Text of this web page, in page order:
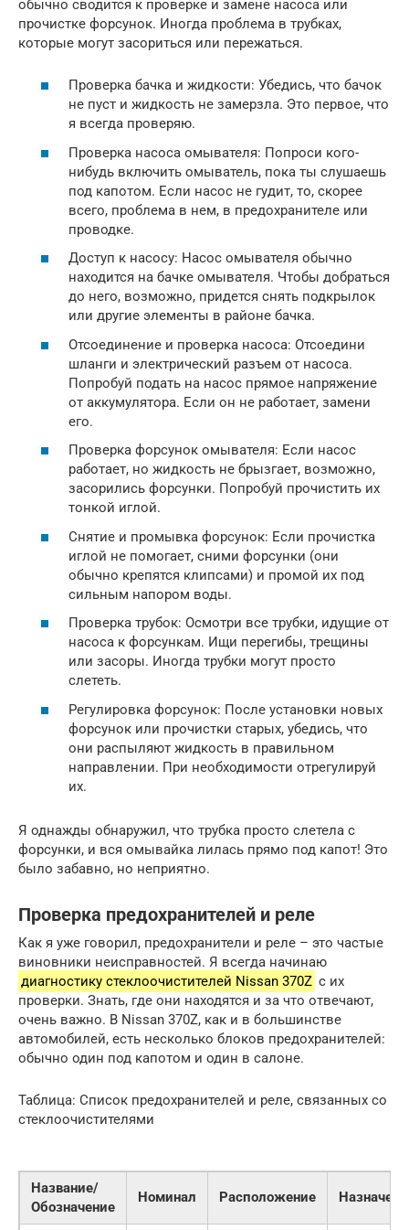
обычно сводится к проверке и замене насоса или
прочистке форсунок. Иногда проблема в трубках,
которые могут засориться или пережаться.
Проверка бачка и жидкости: Убедись, что бачок
не пуст и жидкость не замерзла. Это первое, что
я всегда проверяю.
Проверка насоса омывателя: Попроси кого-
нибудь включить омыватель, пока ты слушаешь
под капотом. Если насос не гудит, то, скорее
всего, проблема в нем, в предохранителе или
проводке.
Доступ к насосу: Насос омывателя обычно
находится на бачке омывателя. Чтобы добраться
до него, возможно, придется снять подкрылок
или другие элементы в районе бачка.
Отсоединение и проверка насоса: Отсоедини
шланги и электрический разъем от насоса.
Попробуй подать на насос прямое напряжение
от аккумулятора. Если он не работает, замени
его.
Проверка форсунок омывателя: Если насос
работает, но жидкость не брызгает, возможно,
засорились форсунки. Попробуй прочистить их
тонкой иглой.
Снятие и промывка форсунок: Если прочистка
иглой не помогает, сними форсунки (они
обычно крепятся клипсами) и промой их под
сильным напором воды.
Проверка трубок: Осмотри все трубки, идущие от
насоса к форсункам. Ищи перегибы, трещины
или засоры. Иногда трубки могут просто
слететь.
Регулировка форсунок: После установки новых
форсунок или прочистки старых, убедись, что
они распыляют жидкость в правильном
направлении. При необходимости отрегулируй
их.
Я однажды обнаружил, что трубка просто слетела с
форсунки, и вся омывайка лилась прямо под капот! Это
было забавно, но неприятно.
Проверка предохранителей и реле
Как я уже говорил, предохранители и реле – это частые
виновники неисправностей. Я всегда начинаю
диагностику стеклоочистителей Nissan 370Z с их
проверки. Знать, где они находятся и за что отвечают,
очень важно. В Nissan 370Z, как и в большинстве
автомобилей, есть несколько блоков предохранителей:
обычно один под капотом и один в салоне.
Таблица: Список предохранителей и реле, связанных со
стеклоочистителями
Название/
Обозначение
Номинал Расположение